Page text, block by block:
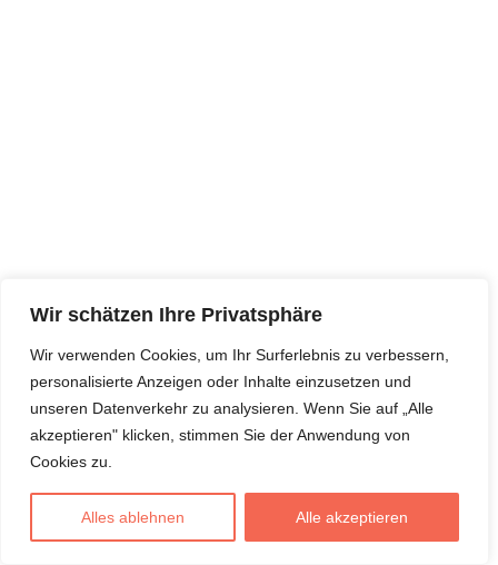
Wir schätzen Ihre Privatsphäre
Wir verwenden Cookies, um Ihr Surferlebnis zu verbessern,
personalisierte Anzeigen oder Inhalte einzusetzen und
unseren Datenverkehr zu analysieren. Wenn Sie auf „Alle
akzeptieren" klicken, stimmen Sie der Anwendung von
Cookies zu.
Alles ablehnen Alle akzeptieren